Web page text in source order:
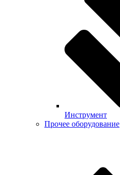
Инструмент
Прочее оборудование